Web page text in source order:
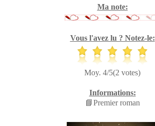
Ma note:
Vous l'avez lu ? Notez-le:
Moy. 4/5(2 votes)
Informations:
📘Premier roman